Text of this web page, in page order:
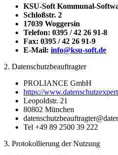
KSU-Soft Kommunal-
Schloßstr. 2
17039 Woggersin
Telefon: 0395 / 42 26 91-8
Fax: 0395 / 42 26 91-9
E-Mail: info@ksu-soft.de
2. Datenschutzbeauftragter
PROLIANCE GmbH
https://
Leopoldstr. 21
80802 München
Tel +49 89 2500 39 222
3. Protokollierung der Nutzung